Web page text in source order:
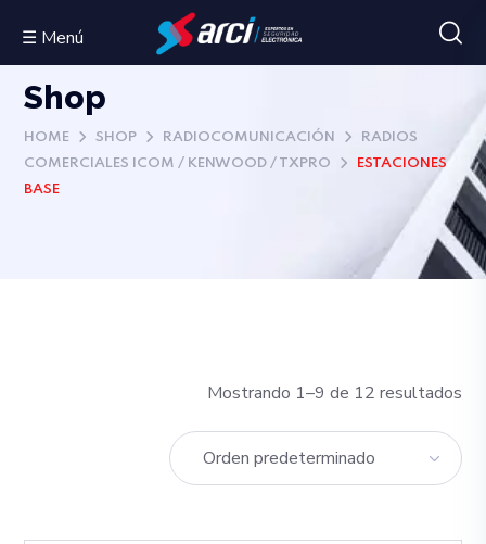
☰ Menú
Shop
HOME SHOP RADIOCOMUNICACIÓN
RADIOS
COMERCIALES ICOM / KENWOOD / TXPRO
ESTACIONES
BASE
Mostrando 1–9 de 12 resultados